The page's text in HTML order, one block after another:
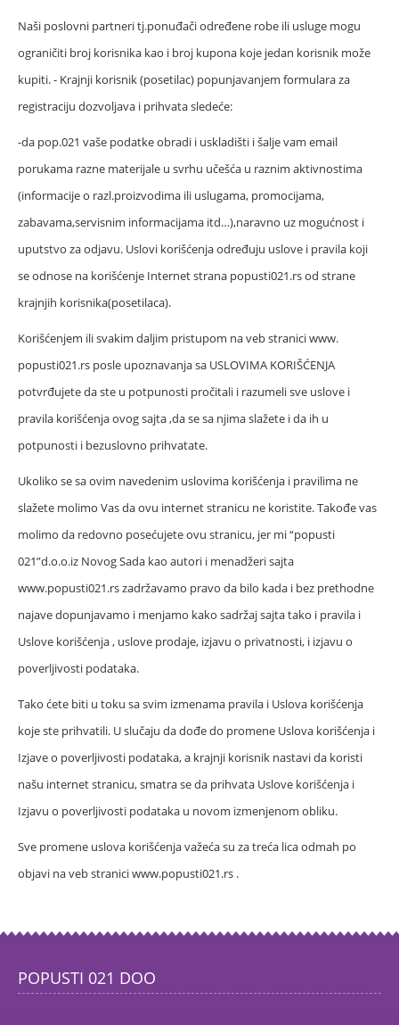
Naši poslovni partneri tj.ponuđači određene robe ili usluge mogu
ograničiti broj korisnika kao i broj kupona koje jedan korisnik može
kupiti. - Krajnji korisnik (posetilac) popunjavanjem formulara za
registraciju dozvoljava i prihvata sledeće:
-da pop.021 vaše podatke obradi i uskladišti i šalje vam email
porukama razne materijale u svrhu učešća u raznim aktivnostima
(informacije o razl.proizvodima ili uslugama, promocijama,
zabavama,servisnim informacijama itd…),naravno uz mogućnost i
uputstvo za odjavu. Uslovi korišćenja određuju uslove i pravila koji
se odnose na korišćenje Internet strana popusti021.rs od strane
krajnjih korisnika(posetilaca).
Korišćenjem ili svakim daljim pristupom na veb stranici www.
popusti021.rs posle upoznavanja sa USLOVIMA KORIŠĆENJA
potvrđujete da ste u potpunosti pročitali i razumeli sve uslove i
pravila korišćenja ovog sajta ,da se sa njima slažete i da ih u
potpunosti i bezuslovno prihvatate.
Ukoliko se sa ovim navedenim uslovima korišćenja i pravilima ne
slažete molimo Vas da ovu internet stranicu ne koristite. Takođe vas
molimo da redovno posećujete ovu stranicu, jer mi “popusti
021”d.o.o.iz Novog Sada kao autori i menadžeri sajta
www.popusti021.rs zadržavamo pravo da bilo kada i bez prethodne
najave dopunjavamo i menjamo kako sadržaj sajta tako i pravila i
Uslove korišćenja , uslove prodaje, izjavu o privatnosti, i izjavu o
poverljivosti podataka.
Tako ćete biti u toku sa svim izmenama pravila i Uslova korišćenja
koje ste prihvatili. U slučaju da dođe do promene Uslova korišćenja i
Izjave o poverljivosti podataka, a krajnji korisnik nastavi da koristi
našu internet stranicu, smatra se da prihvata Uslove korišćenja i
Izjavu o poverljivosti podataka u novom izmenjenom obliku.
Sve promene uslova korišćenja važeća su za treća lica odmah po
objavi na veb stranici www.popusti021.rs .
POPUSTI 021 DOO